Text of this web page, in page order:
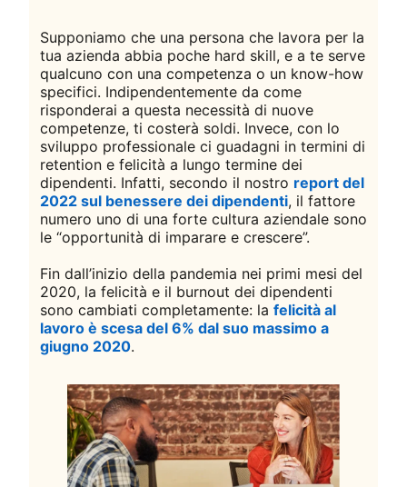
Supponiamo che una persona che lavora per la
tua azienda abbia poche hard skill, e a te serve
qualcuno con una competenza o un know-how
specifici. Indipendentemente da come
risponderai a questa necessità di nuove
competenze, ti costerà soldi. Invece, con lo
sviluppo professionale ci guadagni in termini di
retention e felicità a lungo termine dei
dipendenti. Infatti, secondo il nostro report del
2022 sul benessere dei dipendentiopens in a new
, il fattore
numero uno di una forte cultura aziendale sono
le “opportunità di imparare e crescere”.
Fin dall’inizio della pandemia nei primi mesi del
2020, la felicità e il burnout dei dipendenti
sono cambiati completamente: la felicità al
lavoro è scesa del 6% dal suo massimo a
giugno 2020opens in a new tab
.